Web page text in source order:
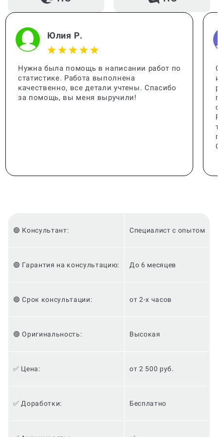
Юлия Р.
Нужна была помощь в написании работ по
статистике. Работа выполнена
качественно, все детали учтены. Спасибо
за помощь, вы меня выручили!
🟢 Консультант: Специалист с опытом
🟢 Гарантия на консультацию: До 6 месяцев
🟢 Срок консультации: от 2-х часов
🟢 Оригинальность: Высокая
✅ Цена: от 2 500 руб.
✅ Доработки: Бесплатно